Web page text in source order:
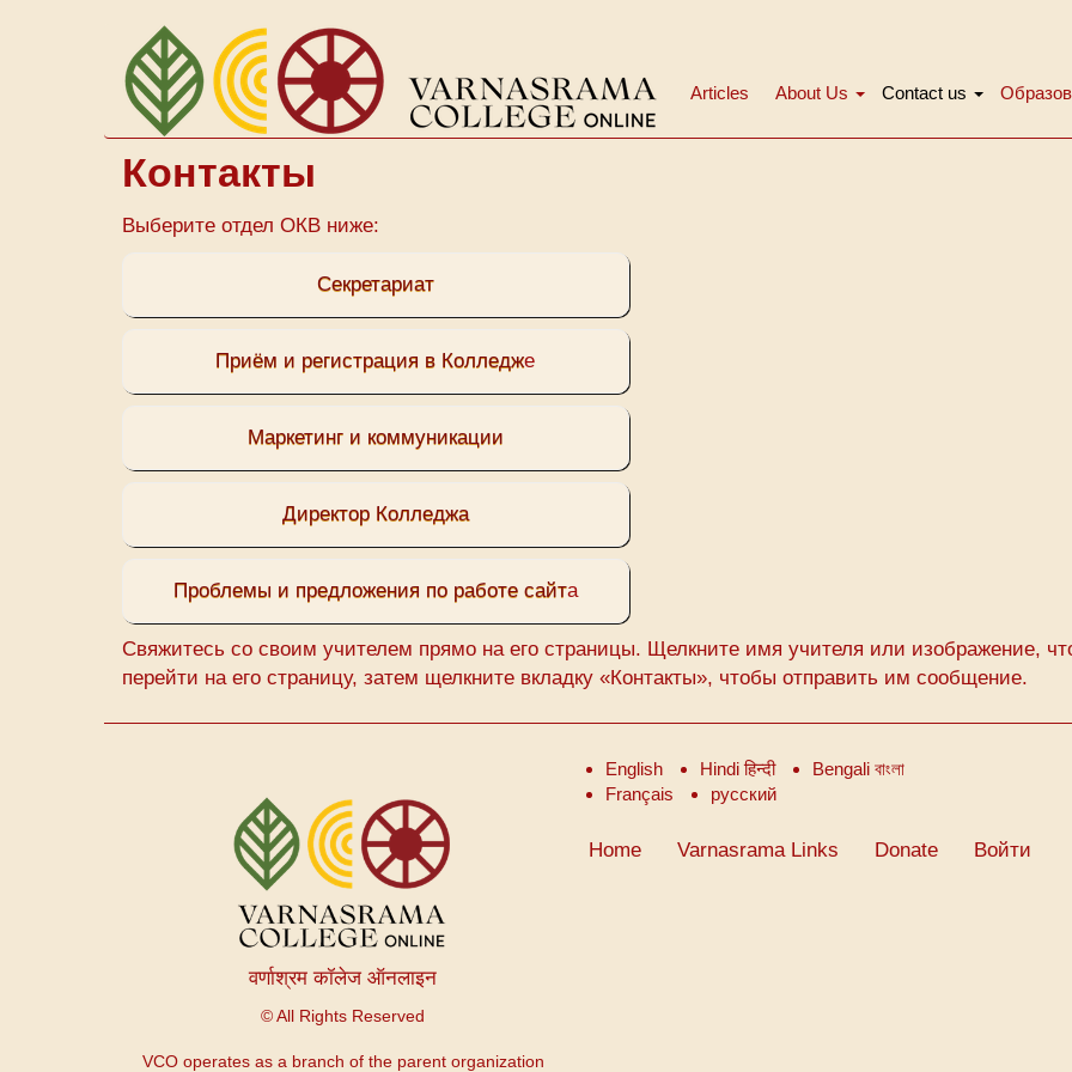
Articles About Us Contact us
Контакты
Выберите отдел ОКВ ниже:
Секретариат
Приём и регистрация в Колледже
Маркетинг и коммуникации
Директор Колледжа
Проблемы и предложения по работе сайта
Свяжитесь со своим учителем прямо на его страницы. Щелкните имя учителя или изображение,
перейти на его страницу, затем щелкните вкладку «Контакты», чтобы отправить им сообщение.
वर्णाश्रम कॉलेज ऑनलाइन
© All Rights Reserved
VCO operates as a branch of the parent organization
English Hindi हिन्दी
Bengali বাংলা
Français
русский
пользователя
Home Varnasrama Links Donate Войти